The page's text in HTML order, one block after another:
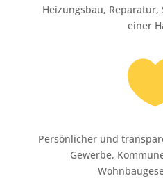
Heizungsbau,
einer
Persönlicher und
Gewerbe,